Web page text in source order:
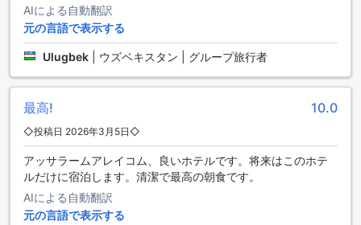
す。
ホテル・ベヤズサライ・オールドシティのダイニング施設
ールドシティでは、ゲストの皆様に多彩なダイニング体験を
提供しています。ホテル内には、落ち着いた雰囲気のコーヒ
できます。朝のひとときに、ここでリラックスしながら一日
の計画を練るのも良いでしょう。
また、レストランでは、ハラール料理を中心とした美味しい
メニューが豊富に取り揃えられています。毎朝提供される朝
食ビュッフェでは、コンチネンタルスタイルの朝食を楽しむ
ことができ、地元の特産品や新鮮な食材を使った料理が並び
AIによる自動翻訳
元の言語で表示する
Ulugbek ウズベキスタン | グループ旅行者
最高! 10.0
◇投稿日 2026年3月5日◇
アッサラームアレイコム、良いホテルです。将来はこのホテ
ルだけに宿泊します。清潔で最高の朝食です。
AIによる自動翻訳
元の言語で表示する